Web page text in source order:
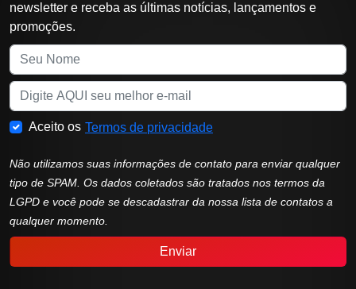
newsletter e receba as últimas notícias, lançamentos e
promoções.
Aceito os Termos de privacidade
Não utilizamos suas informações de contato para enviar qualquer
tipo de SPAM. Os dados coletados são tratados nos termos da
LGPD e você pode se descadastrar da nossa lista de contatos a
qualquer momento.
Enviar